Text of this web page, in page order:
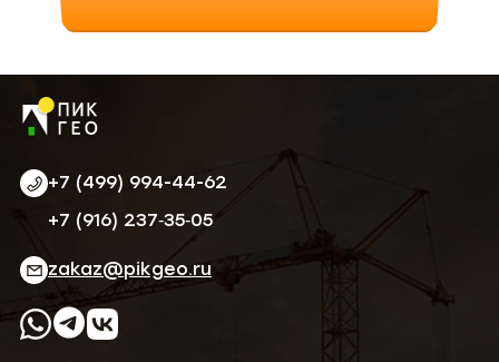
+7 (499) 994-44-62
‪+7 (916) 237‑35‑05‬
zakaz@pikgeo.ru